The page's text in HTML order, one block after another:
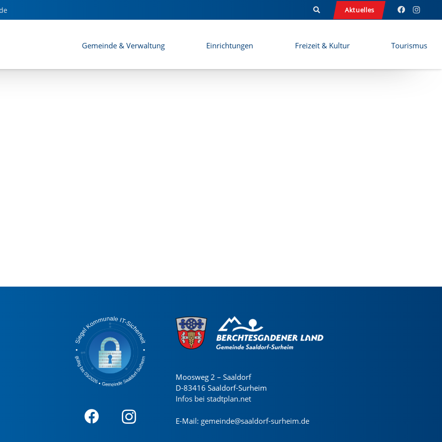
Aktuelles
Gemeinde & Verwaltung Einrichtungen Freizeit & Kultur Tourismus
Moosweg 2 – Saaldorf
D-83416 Saaldorf-Surheim
Infos bei stadtplan.net
E-Mail: gemeinde@saaldorf-surheim.de